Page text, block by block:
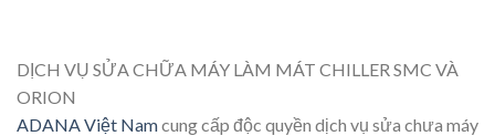
DỊCH VỤ SỬA CHỮA MÁY LÀM MÁT CHILLER SMC VÀ
ORION
ADANA Việt Namcung cấp độc quyền dịch vụ sửa chưa máy